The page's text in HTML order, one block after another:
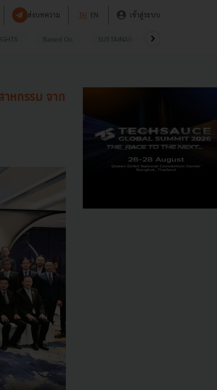
ส่งบทความ TH EN เข้าสู่ระบบ
Based On SUSTAINABLE
หกรรม จาก